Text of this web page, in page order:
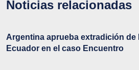
Noticias relacionadas
Argentina aprueba extradición de
Ecuador en el caso Encuentro